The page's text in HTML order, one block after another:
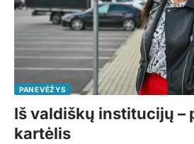
PANEVĖŽYS
Iš valdiškų institucijų –
kartėlis